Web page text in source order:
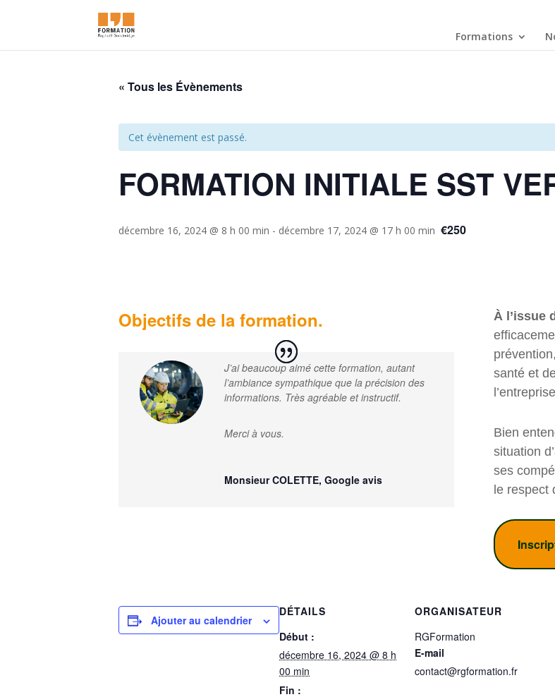
Formations
« Tous les Évènements
Cet évènement est passé.
FORMATION INITIALE SST
décembre 16, 2024 @ 8 h 00 min - décembre 17, 2024 @ 17 h 00 min €250
Objectifs de la formation.
J’ai beaucoup aimé cette formation, autant
l’ambiance sympathique que la précision des
informations. Très agréable et instructif.
Merci à vous.
Monsieur COLETTE, Google avis
À l’issue
santé et
Bien
situation
ses
le respect
Ajouter au calendrier
DÉTAILS
Début :
décembre 16, 2024 @ 8 h
00 min
Fin :
ORGANISATEUR
RGFormation
E-mail
contact@rgformation.fr